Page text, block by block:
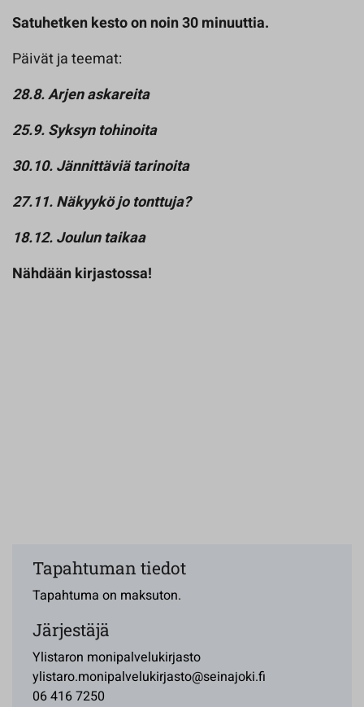
Satuhetken kesto on noin 30 minuuttia.
Päivät ja teemat:
28.8. Arjen askareita
25.9. Syksyn tohinoita
30.10. Jännittäviä tarinoita
27.11. Näkyykö jo tonttuja?
18.12. Joulun taikaa
Nähdään kirjastossa!
Tapahtuman tiedot
Tapahtuma on maksuton.
Järjestäjä
Ylistaron monipalvelukirjasto
ylistaro.monipalvelukirjasto@seinajoki.fi
06 416 7250